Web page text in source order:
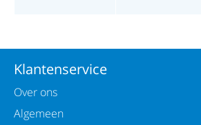
Klantenservice
Over ons
Algemeen